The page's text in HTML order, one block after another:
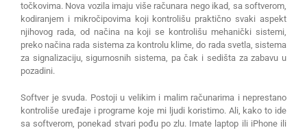
točkovima. Nova vozila imaju više računara nego ikad, sa softverom,
kodiranjem i mikročipovima koji kontrolišu praktično svaki aspekt
njihovog rada, od načina na koji se kontrolišu mehanički sistemi,
preko načina rada sistema za kontrolu klime, do rada svetla, sistema
za signalizaciju, sigurnosnih sistema, pa čak i sedišta za zabavu u
pozadini.
Softver je svuda. Postoji u velikim i malim računarima i neprestano
kontroliše uređaje i programe koje mi ljudi koristimo. Ali, kako to ide
sa softverom, ponekad stvari pođu po zlu. Imate laptop ili iPhone ili